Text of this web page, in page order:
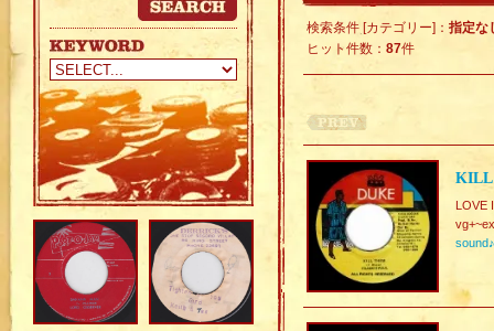
検索条件 [カテゴリー]： 指定な
ヒット件数： 87件
KILL
LOVE
sound♪